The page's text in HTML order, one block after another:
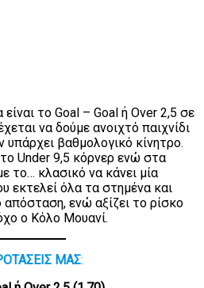
το Goal – Goal ή Over 2,5 σε
να δούμε ανοιχτό παιχνίδι
υπάρχει βαθμολογικό κίνητρο.
Under 9,5 κόρνερ ενώ στα
το… κλασικό να κάνει μία
εκτελεί όλα τα στημένα και
ενώ αξίζει το ρίσκο
ο Κόλο Μουανί.
ΜΑΣ: